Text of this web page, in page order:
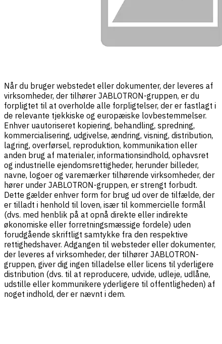
Når du bruger webstedet eller dokumenter, der leveres af
virksomheder, der tilhører JABLOTRON-gruppen, er du
forpligtet til at overholde alle forpligtelser, der er fastlagt i
de relevante tjekkiske og europæiske lovbestemmelser.
Enhver uautoriseret kopiering, behandling, spredning,
kommercialisering, udgivelse, ændring, visning, distribution,
lagring, overførsel, reproduktion, kommunikation eller
anden brug af materialer, informationsindhold, ophavsret
og industrielle ejendomsrettigheder, herunder billeder,
navne, logoer og varemærker tilhørende virksomheder, der
hører under JABLOTRON-gruppen, er strengt forbudt.
Dette gælder enhver form for brug ud over de tilfælde, der
er tilladt i henhold til loven, især til kommercielle formål
(dvs. med henblik på at opnå direkte eller indirekte
økonomiske eller forretningsmæssige fordele) uden
forudgående skriftligt samtykke fra den respektive
rettighedshaver. Adgangen til websteder eller dokumenter,
der leveres af virksomheder, der tilhører JABLOTRON-
gruppen, giver dig ingen tilladelse eller licens til yderligere
distribution (dvs. til at reproducere, udvide, udleje, udlåne,
udstille eller kommunikere yderligere til offentligheden) af
noget indhold, der er nævnt i dem.